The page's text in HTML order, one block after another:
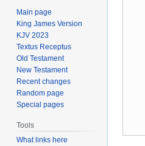
Main page
King James Version
KJV 2023
Textus Receptus
Old Testament
New Testament
Recent changes
Random page
Special pages
Tools
What links here